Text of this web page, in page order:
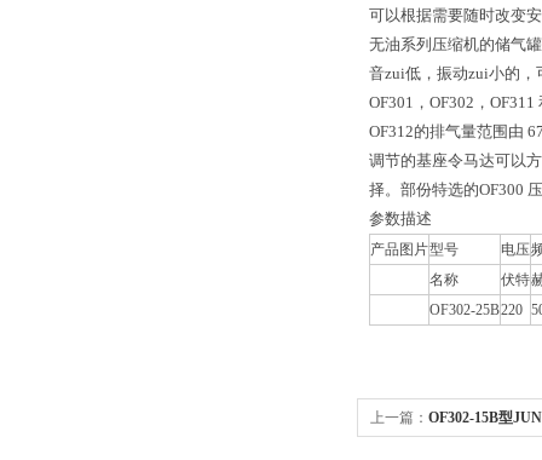
可以根据需要随时改变
无油系列压缩机的储气
音zui低，振动zui小的，
OF301 ， OF302 ， OF311
OF312的排气量范围由
调节的基座令马达可以
择。部份特选的OF300
参数描述
产品图片型号 电压
名称
伏特
OF302-25B220
上一篇： OF302-15B型